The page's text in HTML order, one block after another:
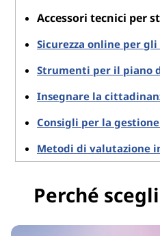
Accessori tecnici per
Sicurezza online per
Strumenti per il piano
Insegnare la
Consigli per la
Metodi di valutazione
Perché